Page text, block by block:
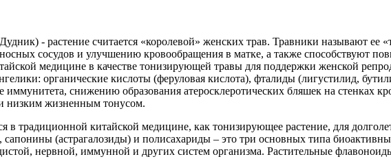
- растение считается «королевой» женских трав. Травники называют ее
сосудов и улучшению кровообращения в матке, а также способствуют
медицине в качестве тонизирующей травы для поддержки женской
органические кислоты (феруловая кислота), фталиды (лигустилид,
снижению образования атеросклеротических бляшек на стенках
низким жизненным тонусом.
в традиционной китайской медицине, как тонизирующее растение, для
(астрагалозиды) и полисахариды – это три основных типа
нервной, иммунной и других систем организма. Растительные